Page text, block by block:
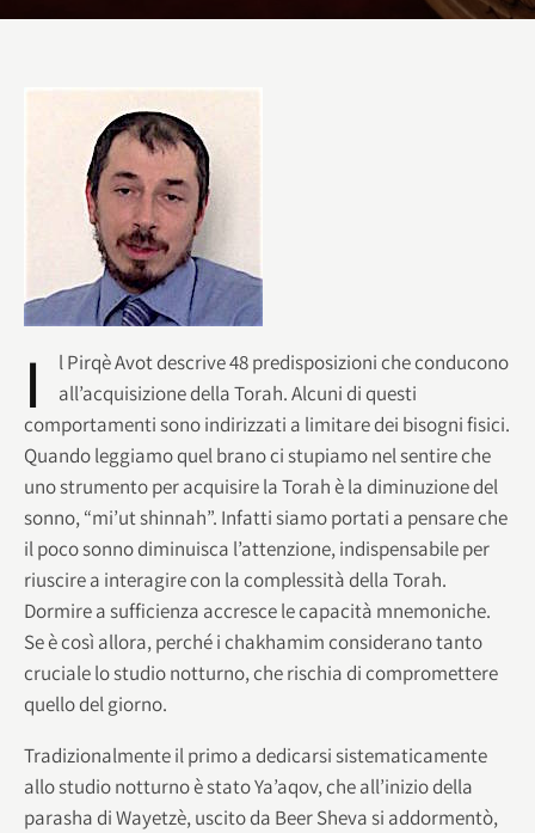
I
l Pirqè Avot descrive 48 predisposizioni che conducono
all’acquisizione della Torah. Alcuni di questi
comportamenti sono indirizzati a limitare dei bisogni fisici.
Quando leggiamo quel brano ci stupiamo nel sentire che
uno strumento per acquisire la Torah è la diminuzione del
sonno, “mi’ut shinnah”. Infatti siamo portati a pensare che
il poco sonno diminuisca l’attenzione, indispensabile per
riuscire a interagire con la complessità della Torah.
Dormire a sufficienza accresce le capacità mnemoniche.
Se è così allora, perché i chakhamim considerano tanto
cruciale lo studio notturno, che rischia di compromettere
quello del giorno.
Tradizionalmente il primo a dedicarsi sistematicamente
allo studio notturno è stato Ya’aqov, che all’inizio della
parasha di Wayetzè, uscito da Beer Sheva si addormentò,